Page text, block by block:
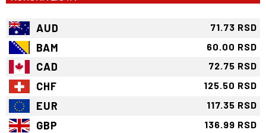
AUD 71.73 RSD
BAM 60.00 RSD
CAD 72.75 RSD
CHF 125.50 RSD
EUR 117.35 RSD
GBP 136.99 RSD